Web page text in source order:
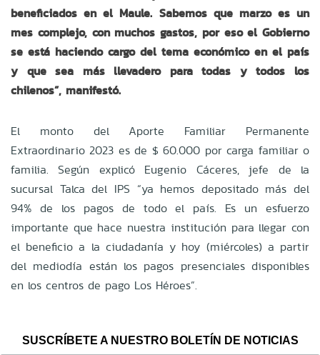
beneficiados en el Maule. Sabemos que marzo es un
mes complejo, con muchos gastos, por eso el Gobierno
se está haciendo cargo del tema económico en el país
y que sea más llevadero para todas y todos los
chilenos”, manifestó.
El monto del Aporte Familiar Permanente
Extraordinario 2023 es de $ 60.000 por carga familiar o
familia. Según explicó Eugenio Cáceres, jefe de la
sucursal Talca del IPS “ya hemos depositado más del
94% de los pagos de todo el país. Es un esfuerzo
importante que hace nuestra institución para llegar con
el beneficio a la ciudadanía y hoy (miércoles) a partir
del mediodía están los pagos presenciales disponibles
en los centros de pago Los Héroes”.
SUSCRÍBETE A NUESTRO BOLETÍN DE NOTICIAS